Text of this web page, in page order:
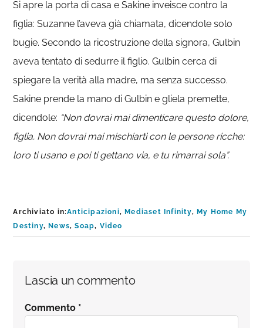
Si apre la porta di casa e Sakine inveisce contro la
figlia: Suzanne l’aveva già chiamata, dicendole solo
bugie. Secondo la ricostruzione della signora, Gulbin
aveva tentato di sedurre il figlio. Gulbin cerca di
spiegare la verità alla madre, ma senza successo.
Sakine prende la mano di Gulbin e gliela premette,
dicendole: “Non dovrai mai dimenticare questo dolore,
figlia. Non dovrai mai mischiarti con le persone ricche:
loro ti usano e poi ti gettano via, e tu rimarrai sola”.
Archiviato in:Anticipazioni, Mediaset Infinity, My Home My
Destiny, News,Soap, Video
Interazioni
del
Lascia un commento
Commento *